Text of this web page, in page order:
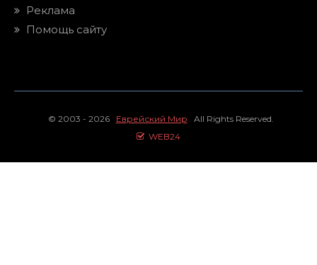
Реклама
Помощь сайту
© 2003 - 2026 Еврейский Мир All Rights Reserved.
WEB24